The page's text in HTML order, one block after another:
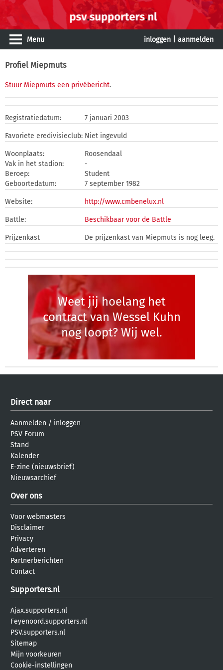
Menu inloggen aanmelden
Profiel Miepmuts
Stuur Miepmuts een privébericht.
Registratiedatum: 7 januari 2003
Favoriete eredivisieclub: Niet ingevuld
Woonplaats:
Roosendaal
Vak in het stadion:
-
Beroep:
Student
Geboortedatum:
7 september 1982
Website: http://www.cmbenelux.nl
Battle: Beschikbaar voor de Battle
Prijzenkast De prijzenkast van Miepmuts is nog leeg.
Weet jij hoelang het
contract van Wessel Kuhn
nog loopt? Wij wel.
Direct naar
Aanmelden / inloggen
PSV Forum
Stand
Kalender
E-zine (nieuwsbrief)
Nieuwsarchief
Over ons
Voor webmasters
Disclaimer
Privacy
Adverteren
Partnerberichten
Contact
Supporters.nl
Ajax.supporters.nl
Feyenoord.supporters.nl
PSV.supporters.nl
Sitemap
Mijn voorkeuren
Cookie-instellingen